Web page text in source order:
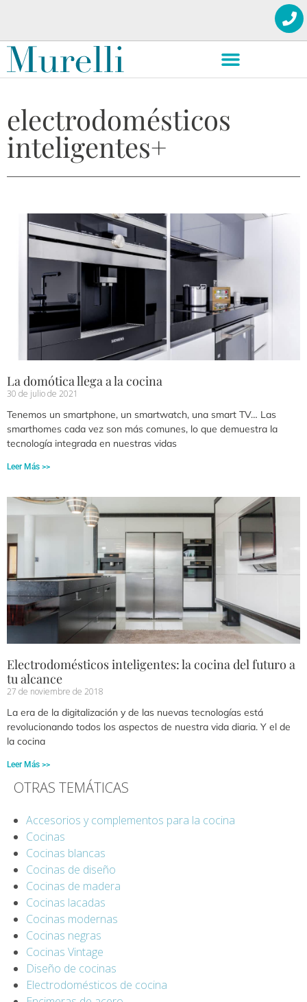
electrodomésticos
inteligentes+
La domótica llega a la cocina
30 de julio de 2021
Tenemos un smartphone, un smartwatch, una smart TV… Las
smarthomes cada vez son más comunes, lo que demuestra la
tecnología integrada en nuestras vidas
Leer Más >>
Electrodomésticos inteligentes: la cocina del futuro a
tu alcance
27 de noviembre de 2018
La era de la digitalización y de las nuevas tecnologías está
revolucionando todos los aspectos de nuestra vida diaria. Y el de
la cocina
Leer Más >>
OTRAS TEMÁTICAS
Accesorios y complementos para la cocina
Cocinas
Cocinas blancas
Cocinas de diseño
Cocinas de madera
Cocinas lacadas
Cocinas modernas
Cocinas negras
Cocinas Vintage
Diseño de cocinas
Electrodomésticos de cocina